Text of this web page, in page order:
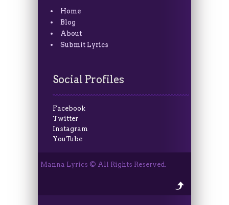
Home
Blog
About
Submit Lyrics
Social Profiles
Facebook
Twitter
Instagram
YouTube
Manna Lyrics © All Rights Reserved.